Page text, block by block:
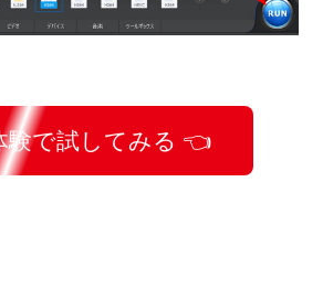
験で試してみる 👈